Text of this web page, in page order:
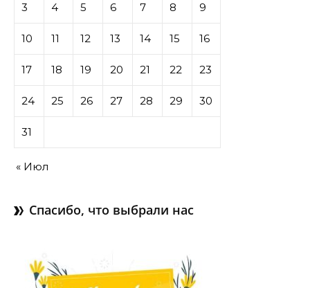
3 4 5 6 7 8 9
10 11 12 13 14 15 16
17 18 19 20 21 22 23
24 25 26 27 28 29 30
31
« Июл
Спасибо, что выбрали нас